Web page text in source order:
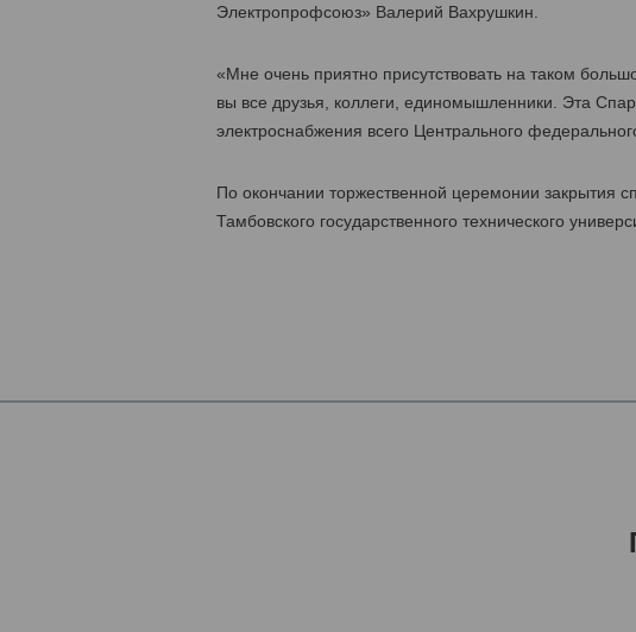
Электропрофсоюз» Валерий Вахрушкин.
«Мне очень приятно присутствовать на таком
вы все друзья, коллеги, единомышленники. Эта
электроснабжения всего Центрального
По окончании торжественной церемонии закрытия
Тамбовского государственного технического